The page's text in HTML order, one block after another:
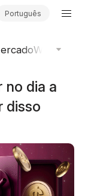
Português
Webinars
no dia a
disso